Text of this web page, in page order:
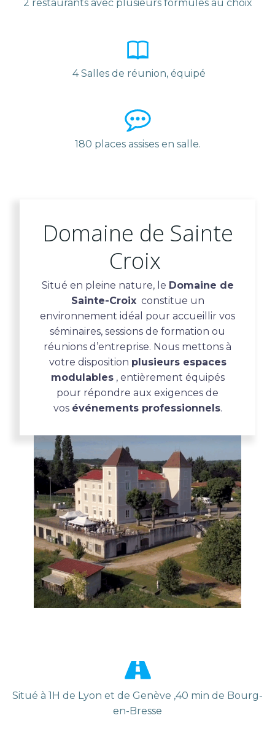
2 restaurants avec plusieurs formules au choix
4 Salles de réunion, équipé
180 places assises en salle.
Domaine de Sainte
Croix
Situé en pleine nature, le Domaine de
Sainte-Croix constitue un
environnement idéal pour accueillir vos
séminaires, sessions de formation ou
réunions d’entreprise. Nous mettons à
votre disposition plusieurs espaces
modulables , entièrement équipés
pour répondre aux exigences de
vos événements professionnels.
Situé à 1H de Lyon et de Genève ,40 min de Bourg-
en-Bresse